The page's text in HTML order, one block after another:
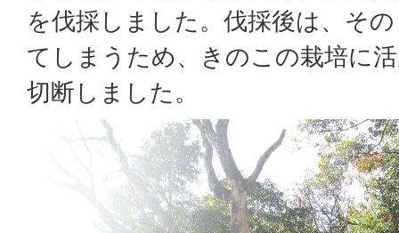
を伐採しました。伐採後は、そ
てしまうため、きのこの栽培に
切断しました。